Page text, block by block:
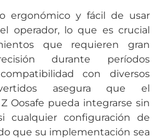
ergonómico y fácil de usar
operador, lo que es crucial
que requieren gran
durante períodos
con diversos
asegura que el
Oosafe pueda integrarse sin
cualquier configuración de
que su implementación sea